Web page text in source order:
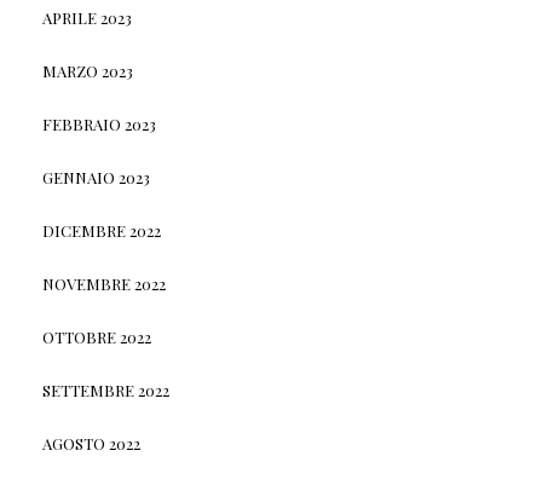
APRILE 2023
MARZO 2023
FEBBRAIO 2023
GENNAIO 2023
DICEMBRE 2022
NOVEMBRE 2022
OTTOBRE 2022
SETTEMBRE 2022
AGOSTO 2022